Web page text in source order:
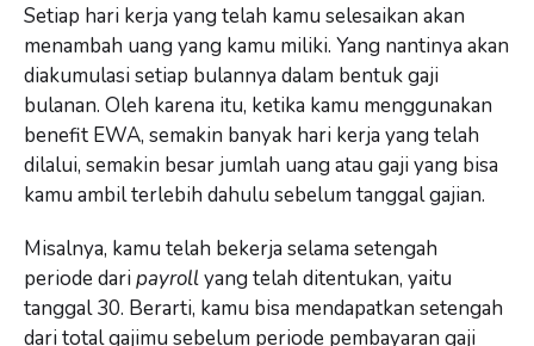
Setiap hari kerja yang telah kamu selesaikan akan
menambah uang yang kamu miliki. Yang nantinya akan
diakumulasi setiap bulannya dalam bentuk gaji
bulanan. Oleh karena itu, ketika kamu menggunakan
benefit EWA, semakin banyak hari kerja yang telah
dilalui, semakin besar jumlah uang atau gaji yang bisa
kamu ambil terlebih dahulu sebelum tanggal gajian.
Misalnya, kamu telah bekerja selama setengah
periode daripayrollyang telah ditentukan, yaitu
tanggal 30. Berarti, kamu bisa mendapatkan setengah
dari total gajimu sebelum periode pembayaran gaji